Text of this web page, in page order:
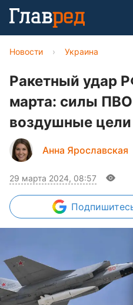
Новости › Украина
Ракетный удар
марта: силы
воздушные цели
Анна Ярославская
29 марта 2024, 08:57